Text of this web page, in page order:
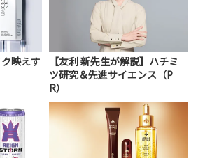
映えす
【友利 新先生が解説】ハチミ
ツ研究＆先進サイエンス（P
R）